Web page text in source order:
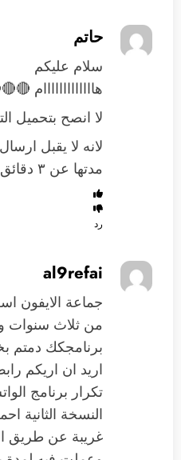
حاتم
سلام عليكم
هااااااااااااام
لا انصح بتحميل
لانه لا يقبل
مدتها عن ٣ دقائق
رد
al9refai
جماعة الايفون
من ثلاث سنوات
برنامجكك دمتم
اريد ان اريكم
تكرار برنامج
النسخة الثانية
غريبة عن طريق